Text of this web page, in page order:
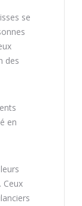
se
des
en
Ceux